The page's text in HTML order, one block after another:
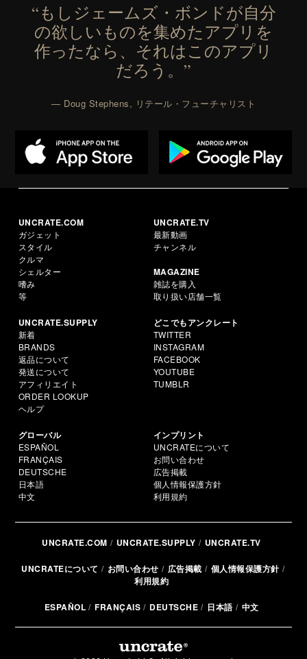
“もしジェームズ・ボンドが自分
の欲しいものを集めたアプリを
作ったなら、それはこのアプリ
だろう。”
— Doug Stephens, リテール・フューチャリスト
UNCRATE.COM
ガジェット
スタイル
クルマ
シェルター
嗜み
等
UNCRATE.TV
最新動画
チャンネル
MAGAZINE
雑誌を購入
取り扱い店舗一覧
UNCRATE.SUPPLY
新着
BRANDS
返品について
発送について
アフィリエイト
ORDER LOOKUP
ヘルプ
どこでもアンクレート
TWITTER
INSTAGRAM
FACEBOOK
YOUTUBE
TUMBLR
グローバル
ESPAÑOL
FRANÇAIS
DEUTSCHE
日本語
中文
インプリント
UNCRATEについて
お問い合わせ
広告掲載
個人情報保護方針
利用規約
UNCRATE.COM UNCRATE.SUPPLY UNCRATE.TV
UNCRATEについて お問い合わせ 広告掲載
個人情報保護方針
利用規約
ESPAÑOL FRANÇAIS DEUTSCHE 日本語 中文